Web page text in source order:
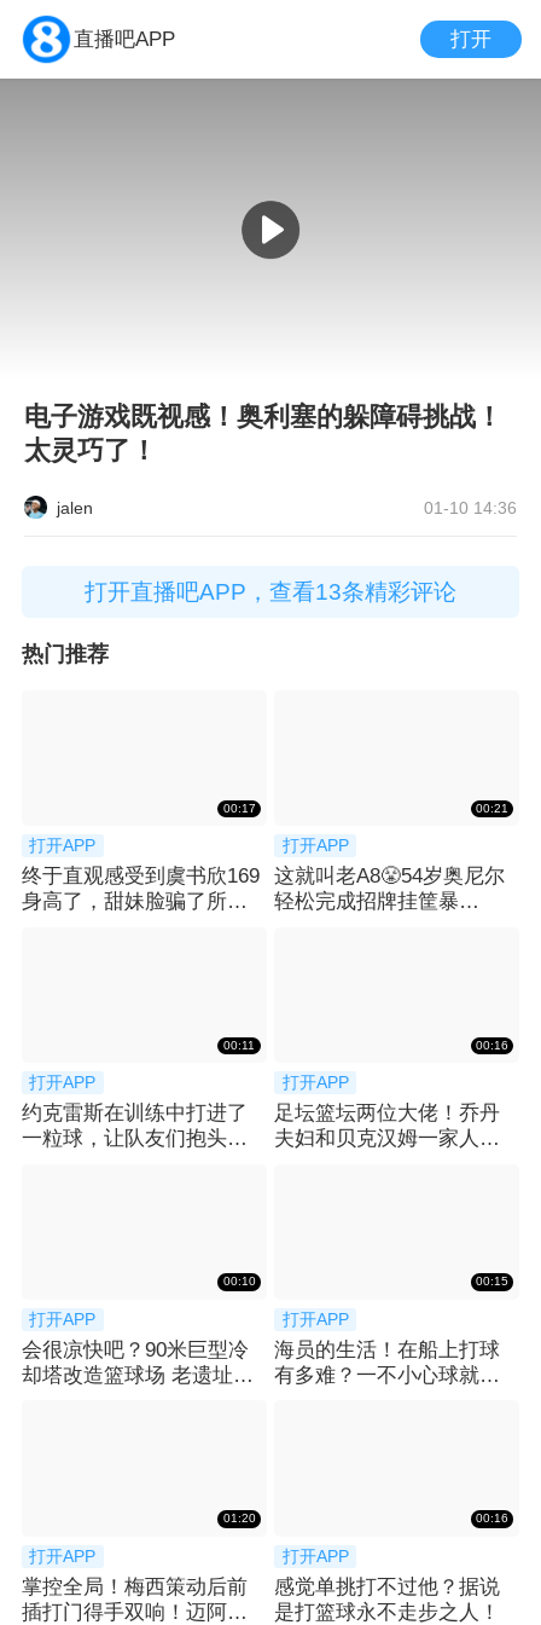
直播吧APP 打开
电子游戏既视感！奥利塞的躲障碍挑战！
太灵巧了！
jalen 01-10 14:36
打开直播吧APP，查看13条精彩评论
热门推荐
00:17
打开APP
终于直观感受到虞书欣169
身高了，甜妹脸骗了所有
00:21
打开APP
这就叫老A8😤54岁奥尼尔
轻松完成招牌挂筐暴
00:11
打开APP
约克雷斯在训练中打进了
一粒球，让队友们抱头惊
00:16
打开APP
足坛篮坛两位大佬！乔丹
夫妇和贝克汉姆一家人在
00:10
打开APP
会很凉快吧？90米巨型冷
却塔改造篮球场 老遗址玩
00:15
打开APP
海员的生活！在船上打球
有多难？一不小心球就没
01:20
打开APP
掌控全局！梅西策动后前
插打门得手双响！迈阿密3-
00:16
打开APP
感觉单挑打不过他？据说
是打篮球永不走步之人！